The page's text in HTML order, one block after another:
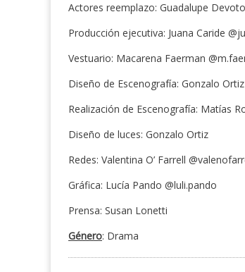
Actores reemplazo: Guadalupe
Producción ejecutiva: Juana Caride
Vestuario: Macarena Faerman
Diseño de Escenografía: Gonzalo Ortiz
Realización de Escenografía: Matías
Diseño de luces: Gonzalo Ortiz
Redes: Valentina O’ Farrell
Gráfica: Lucía Pando @luli.pando
Prensa: Susan Lonetti
Género: Drama